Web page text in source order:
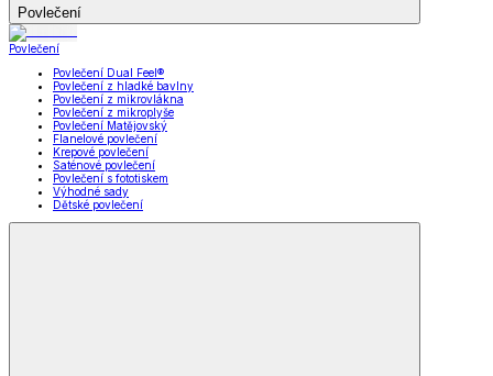
Povlečení
Povlečení
Povlečení Dual Feel®
Povlečení z hladké bavlny
Povlečení z mikrovlákna
Povlečení z mikroplyše
Povlečení Matějovský
Flanelové povlečení
Krepové povlečení
Saténové povlečení
Povlečení s fototiskem
Výhodné sady
Dětské povlečení